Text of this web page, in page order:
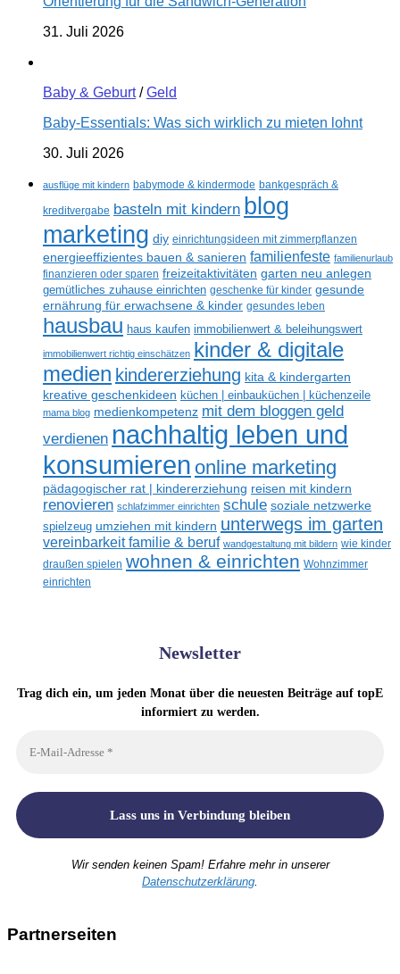
31. Juli 2026
Baby & Geburt/Geld
Baby-Essentials: Was sich wirklich zu mieten lohnt
30. Juli 2026
ausflüge mit kindern babymode & kindermode bankgespräch &
kreditvergabe basteln mit kindern blog
marketing diy einrichtungsideen mit zimmerpflanzen
energieeffizientes bauen & sanieren familienfeste familienurlaub
finanzieren oder sparen freizeitaktivitäten garten neu anlegen
gemütliches zuhause einrichten geschenke für kinder gesunde
ernährung für erwachsene & kinder gesundes leben
hausbau haus kaufen immobilienwert & beleihungswert
immobilienwert richtig einschätzen kinder & digitale
medien kindererziehung kita & kindergarten
kreative geschenkideen küchen | einbauküchen | küchenzeile
mama blog medienkompetenz mit dem bloggen geld
verdienen nachhaltig leben und
konsumieren online marketing
pädagogischer rat | kindererziehung reisen mit kindern
renovieren schlafzimmer einrichten schule soziale netzwerke
spielzeug umziehen mit kindern unterwegs im garten
vereinbarkeit familie & beruf wandgestaltung mit bildern wie kinder
draußen spielen wohnen & einrichten Wohnzimmer
einrichten
Newsletter
Trag dich ein, um jeden Monat über die neuesten Beiträge auf topE
informiert zu werden.
Wir senden keinen Spam! Erfahre mehr in unserer
Datenschutzerklärung
Partnerseiten